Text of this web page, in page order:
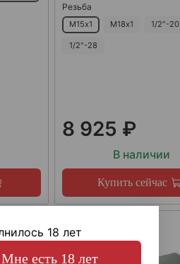
Резьба
М15х1 М18х1 1/2"-20
1/2"-28
8 925 ₽
В наличии
Купить сейчас
18 лет
Мне есть 18 лет